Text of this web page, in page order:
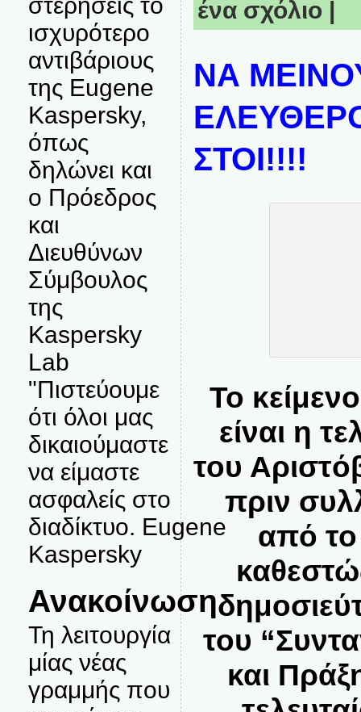
ισχυρότερο
αντιβάριους
της Eugene
Kaspersky,
όπως
δηλώνει και
ο Πρόεδρος
και
Διευθύνων
Σύμβουλος
της
Kaspersky
Lab
"Πιστεύουμε
ότι όλοι μας
δικαιούμαστε
να είμαστε
ασφαλείς στο
διαδίκτυο. Eugene
Kaspersky
Ανακοίνωση
Τη λειτουργία
μίας νέας
γραμμής που
ένα σχόλιο
ΝΑ
ΣΤΟΙ!!!!
Το
είναι η
του
πριν
από το
του
και